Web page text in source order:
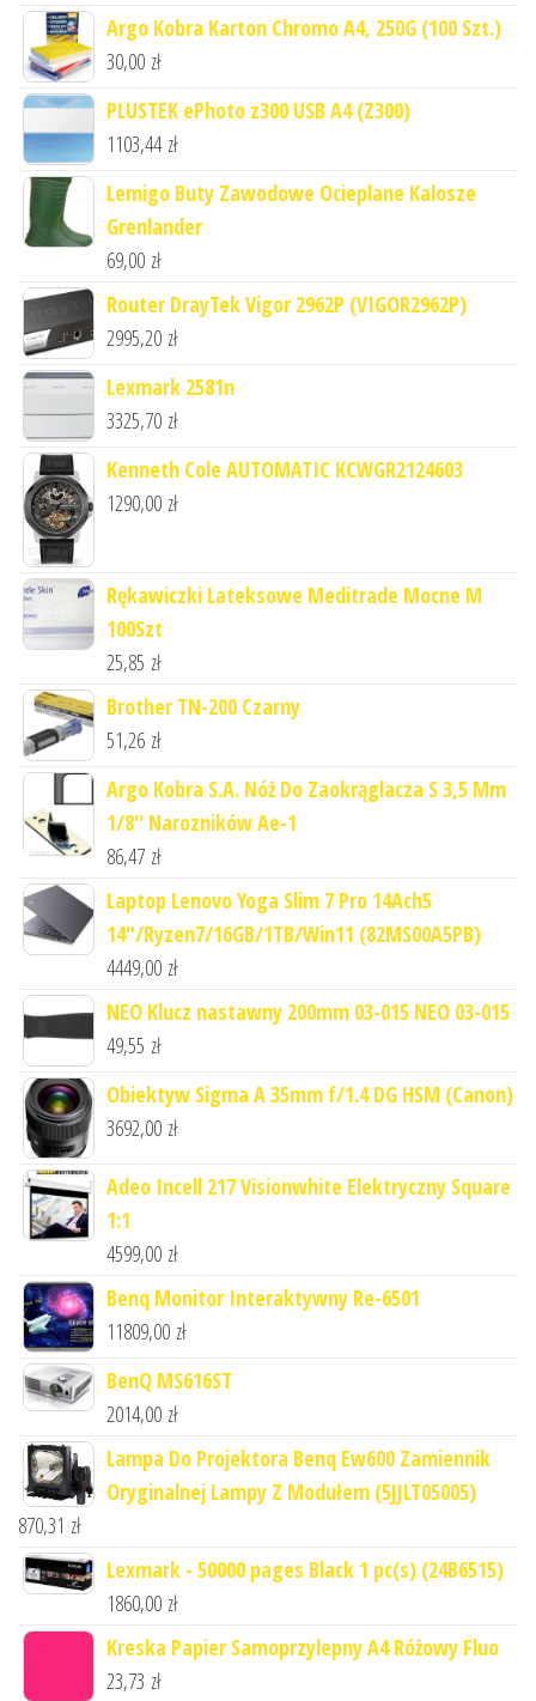
Argo Kobra Karton Chromo A4, 250G (100 Szt.)
30,00 zł
PLUSTEK ePhoto z300 USB A4 (Z300)
1103,44 zł
Lemigo Buty Zawodowe Ocieplane Kalosze
Grenlander
69,00 zł
Router DrayTek Vigor 2962P (VIGOR2962P)
2995,20 zł
Lexmark 2581n
3325,70 zł
Kenneth Cole AUTOMATIC KCWGR2124603
1290,00 zł
Rękawiczki Lateksowe Meditrade Mocne M
100Szt
25,85 zł
Brother TN-200 Czarny
51,26 zł
Argo Kobra S.A. Nóż Do Zaokrąglacza S 3,5 Mm
1/8'' Narozników Ae-1
86,47 zł
Laptop Lenovo Yoga Slim 7 Pro 14Ach5
14"/Ryzen7/16GB/1TB/Win11 (82MS00A5PB)
4449,00 zł
NEO Klucz nastawny 200mm 03-015 NEO 03-015
49,55 zł
Obiektyw Sigma A 35mm f/1.4 DG HSM (Canon)
3692,00 zł
Adeo Incell 217 Visionwhite Elektryczny Square
1:1
4599,00 zł
Benq Monitor Interaktywny Re-6501
11809,00 zł
BenQ MS616ST
2014,00 zł
Lampa Do Projektora Benq Ew600 Zamiennik
Oryginalnej Lampy Z Modułem (5JJLT05005)
870,31 zł
Lexmark - 50000 pages Black 1 pc(s) (24B6515)
1860,00 zł
Kreska Papier Samoprzylepny A4 Różowy Fluo
23,73 zł